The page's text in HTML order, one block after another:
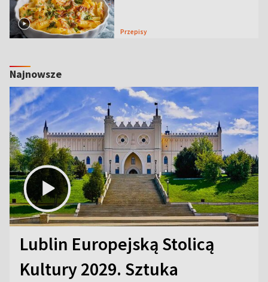
Przepisy
Najnowsze
Lublin Europejską Stolicą
Kultury 2029. Sztuka